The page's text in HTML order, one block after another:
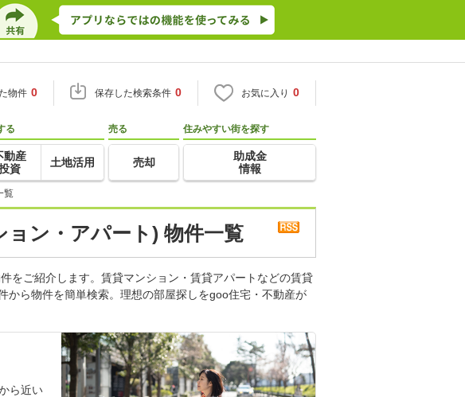
物件 0 保存した検索条件 0 お気に入り 0
る
動産
資
土地活用
売る
売却
住みやすい街を探す
助成金
情報
覧
ョン・アパート) 物件一覧
をご紹介します。賃貸マンション・賃貸アパートなどの賃貸
ら物件を簡単検索。理想の部屋探しをgoo住宅・不動産が
ら近い